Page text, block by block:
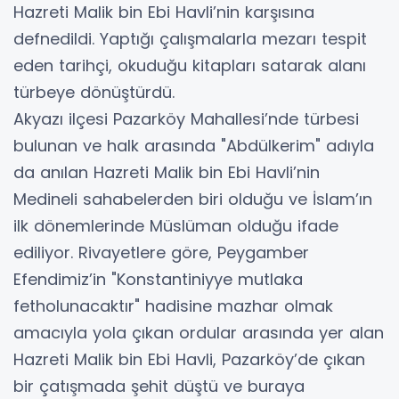
Hazreti Malik bin Ebi Havli’nin karşısına
defnedildi. Yaptığı çalışmalarla mezarı tespit
eden tarihçi, okuduğu kitapları satarak alanı
türbeye dönüştürdü.
Akyazı ilçesi Pazarköy Mahallesi’nde türbesi
bulunan ve halk arasında "Abdülkerim" adıyla
da anılan Hazreti Malik bin Ebi Havli’nin
Medineli sahabelerden biri olduğu ve İslam’ın
ilk dönemlerinde Müslüman olduğu ifade
ediliyor. Rivayetlere göre, Peygamber
Efendimiz’in "Konstantiniyye mutlaka
fetholunacaktır" hadisine mazhar olmak
amacıyla yola çıkan ordular arasında yer alan
Hazreti Malik bin Ebi Havli, Pazarköy’de çıkan
bir çatışmada şehit düştü ve buraya